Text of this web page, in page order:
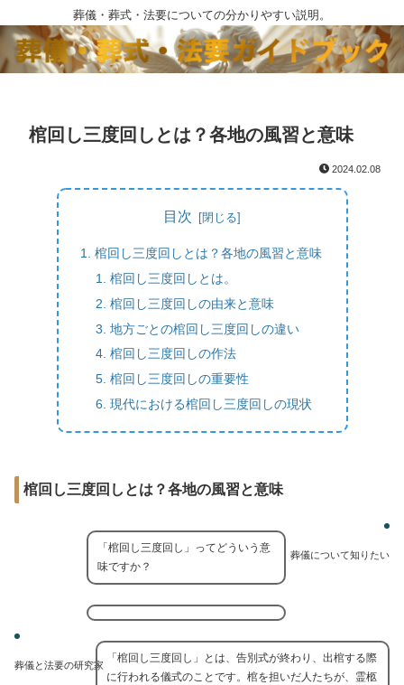
葬儀・葬式・法要についての分かりやすい説明。
棺回し三度回しとは？各地の風習と意味
2024.02.08
目次
棺回し三度回しとは？各地の風習と意味
棺回し三度回しとは。
棺回し三度回しの由来と意味
地方ごとの棺回し三度回しの違い
棺回し三度回しの作法
棺回し三度回しの重要性
現代における棺回し三度回しの現状
棺回し三度回しとは？各地の風習と意味
葬儀について知りたい
「棺回し三度回し」ってどういう意
味ですか？
葬儀と法要の研究家
「棺回し三度回し」とは、告別式が終わり、出棺する際
に行われる儀式のことです。棺を担いだ人たちが、霊柩